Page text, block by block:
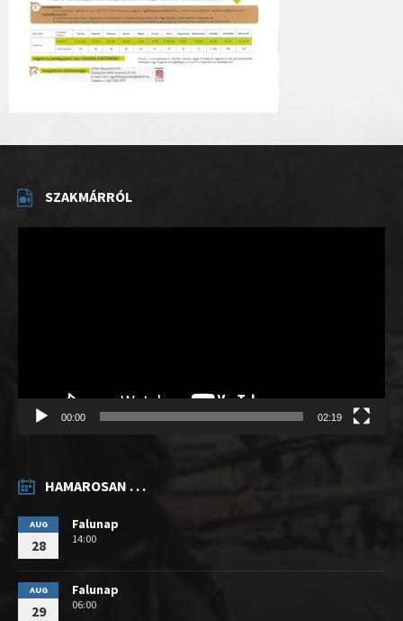
SZAKMÁRRÓL
00:00 02:19
HAMAROSAN . . .
AUG
28
Falunap
14:00
AUG
29
Falunap
06:00